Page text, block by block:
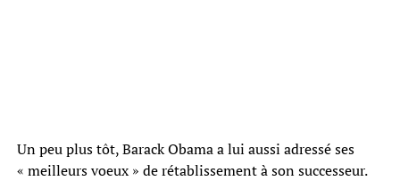
Un peu plus tôt, Barack Obama a lui aussi adressé ses
« meilleurs voeux » de rétablissement à son successeur.